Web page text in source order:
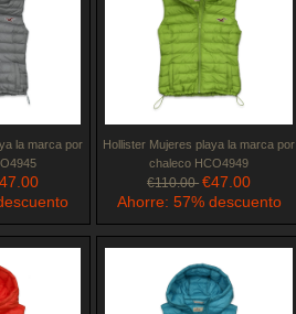
la marca por
Hollister Mujeres playa la marca por
chaleco HCO4949
€110.00 €47.00
Ahorre: 57% descuento